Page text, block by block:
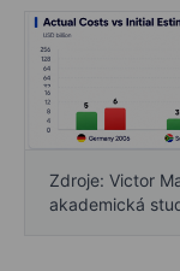
Zdroje: Victor
akademická